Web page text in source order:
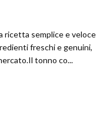
ricetta semplice e veloce
freschi e genuini,
tonno co...